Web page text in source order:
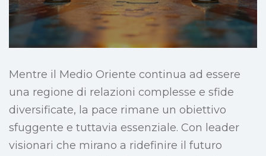
Mentre il Medio Oriente continua ad essere
una regione di relazioni complesse e sfide
diversificate, la pace rimane un obiettivo
sfuggente e tuttavia essenziale. Con leader
visionari che mirano a ridefinire il futuro